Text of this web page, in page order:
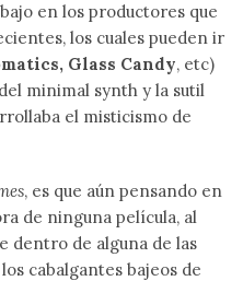
en los productores que
los cuales pueden ir
Glass Candy, etc)
minimal synth y la sutil
el misticismo de
, es que aún pensando en
de ninguna película, al
dentro de alguna de las
cabalgantes bajeos de